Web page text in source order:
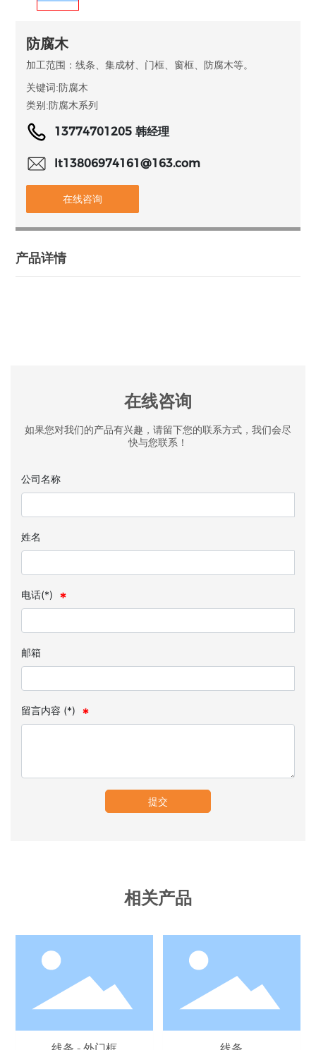
防腐木
加工范围：线条、集成材、门框、窗框、防腐木等。
关键词: 防腐木
类别: 防腐木系列
13774701205 韩经理
lt13806974161@163.com
在线咨询
产品详情
在线咨询
如果您对我们的产品有兴趣，请留下您的联系方式，我们会尽
快与您联系！
公司名称
姓名
电话(*)
邮箱
留言内容 (*)
提交
相关产品